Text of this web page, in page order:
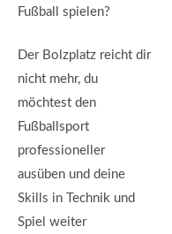
Fußball spielen?
Der Bolzplatz reicht dir
nicht mehr, du
möchtest den
Fußballsport
professioneller
ausüben und deine
Skills in Technik und
Spiel weiter